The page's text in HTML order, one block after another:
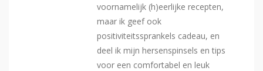
voornamelijk (h)eerlijke recepten,
maar ik geef ook
positiviteitssprankels cadeau, en
deel ik mijn hersenspinsels en tips
voor een comfortabel en leuk